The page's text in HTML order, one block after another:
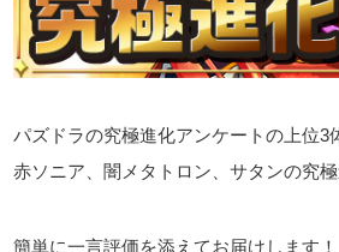
パズドラの究極進化アンケートの上位3
赤ソニア、闇メタトロン、サタンの究
簡単に一言評価を添えてお届けします！